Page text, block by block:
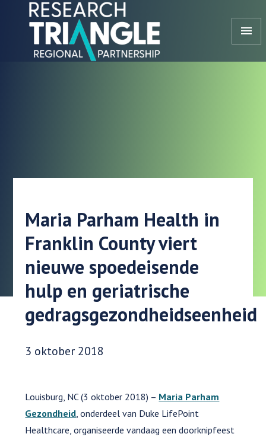
Doorgaan naar artikel
menu
Maria Parham Health in
Franklin County viert
nieuwe spoedeisende
hulp en geriatrische
gedragsgezondheidseenheid
Datum gepubliceerd:
3 oktober 2018
Louisburg, NC (3 oktober 2018) – Maria Parham
Gezondheid , onderdeel van Duke LifePoint
Healthcare, organiseerde vandaag een doorknipfeest